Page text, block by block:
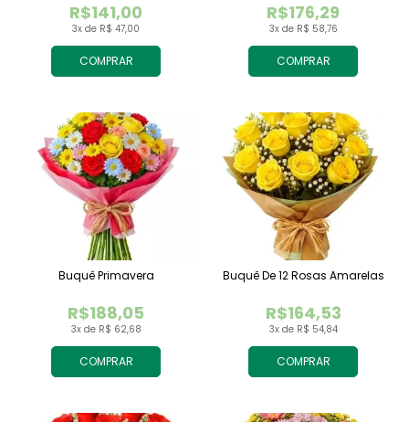
COMPRAR
3x de R$ 47,00
R$141,00
COMPRAR
3x de R$ 58,76
R$176,29
COMPRAR
3x de R$ 62,68
R$188,05
Buquê Primavera
COMPRAR
3x de R$ 54,84
R$164,53
Buquê De 12 Rosas Amarelas